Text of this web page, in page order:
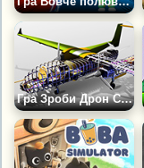
Гра Зроби Дрон Своїми Руками